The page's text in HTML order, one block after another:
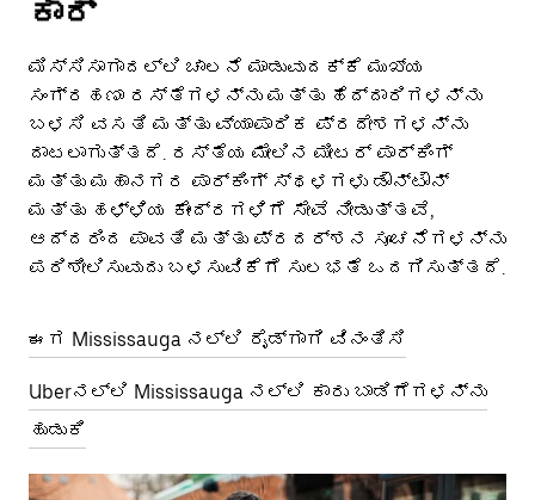
ಕಾರ್
ಮಿಸ್ಸಿಸಾಗಾದಲ್ಲಿ ಚಾಲನೆ ಮಾಡುವುದಕ್ಕೆ ಮುಖ್ಯ
ಸಂಗ್ರಹಣಾ ರಸ್ತೆಗಳನ್ನು ಮತ್ತು ಹೆದ್ದಾರಿಗಳನ್ನು
ಬಳಸಿ ವಸತಿ ಮತ್ತು ವ್ಯಾಪಾರಿಕ ಪ್ರದೇಶಗಳನ್ನು
ದಾಟಲಾಗುತ್ತದೆ. ರಸ್ತೆಯ ಮೇಲಿನ ಮೀಟರ್ ಪಾರ್ಕಿಂಗ್
ಮತ್ತು ಮಹಾನಗರ ಪಾರ್ಕಿಂಗ್ ಸ್ಥಳಗಳು ಡೌನ್‌ಟೌನ್
ಮತ್ತು ಹಳ್ಳಿಯ ಕೇಂದ್ರಗಳಿಗೆ ಸೇವೆ ನೀಡುತ್ತವೆ,
ಆದ್ದರಿಂದ ಪಾವತಿ ಮತ್ತು ಪ್ರದರ್ಶನ ಸೂಚನೆಗಳನ್ನು
ಪರಿಶೀಲಿಸುವುದು ಬಳಸುವಿಕೆಗೆ ಸುಲಭತೆ ಒದಗಿಸುತ್ತದೆ.
ಈಗ Mississauga ನಲ್ಲಿ ರೈಡ್‌ಗಾಗಿ ವಿನಂತಿಸಿ
Uberನಲ್ಲಿ Mississauga ನಲ್ಲಿ ಕಾರು ಬಾಡಿಗೆಗಳನ್ನು
ಹುಡುಕಿ